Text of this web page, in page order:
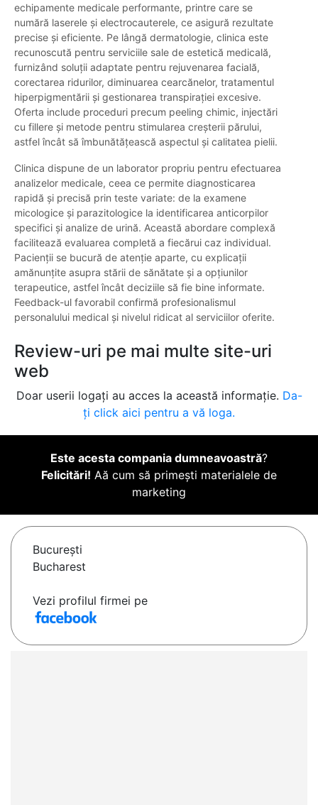
echipamente medicale performante, printre care se
numără laserele și electrocauterele, ce asigură rezultate
precise și eficiente. Pe lângă dermatologie, clinica este
recunoscută pentru serviciile sale de estetică medicală,
furnizând soluții adaptate pentru rejuvenarea facială,
corectarea ridurilor, diminuarea cearcănelor, tratamentul
hiperpigmentării și gestionarea transpirației excesive.
Oferta include proceduri precum peeling chimic, injectări
cu fillere și metode pentru stimularea creșterii părului,
astfel încât să îmbunătățească aspectul și calitatea pielii.
Clinica dispune de un laborator propriu pentru efectuarea
analizelor medicale, ceea ce permite diagnosticarea
rapidă și precisă prin teste variate: de la examene
micologice și parazitologice la identificarea anticorpilor
specifici și analize de urină. Această abordare complexă
facilitează evaluarea completă a fiecărui caz individual.
Pacienții se bucură de atenție aparte, cu explicații
amănunțite asupra stării de sănătate și a opțiunilor
terapeutice, astfel încât deciziile să fie bine informate.
Feedback-ul favorabil confirmă profesionalismul
personalului medical și nivelul ridicat al serviciilor oferite.
Review-uri pe mai multe site-uri
web
Doar userii logați au acces la această informație. Da-
ți click aici pentru a vă loga.
Este acesta compania dumneavoastră?
Felicitări! Aă cum să primești materialele de
marketing
Bucureşti
Bucharest
Vezi profilul firmei pe